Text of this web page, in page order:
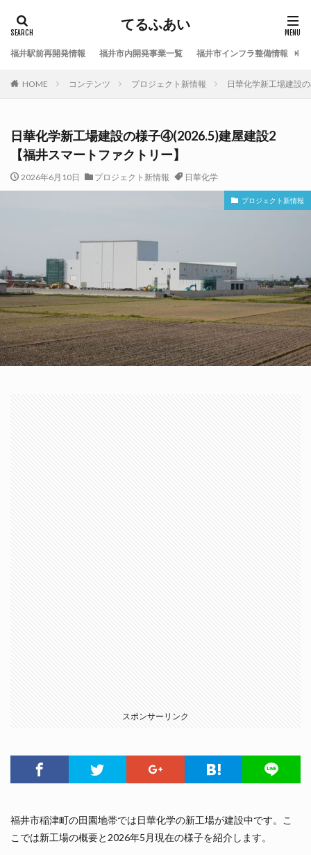
てるふあい
福井駅前再開発情報 福井市内開発事業一覧 福井市インフラ整備情報
HOME コンテンツ プロジェクト新情報 日華化学新工場建設
日華化学新工場建設の様子④(2026.5)建屋建設2
【福井スマートファクトリー】
2026年6月10日 プロジェクト新情報 日華化学
プロジェクト新情報
スポンサーリンク
福井市稲津町の田園地帯では日華化学の新工場が建設中です。こ
こでは新工場の概要と2026年5月現在の様子を紹介します。